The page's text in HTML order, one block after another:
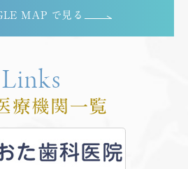
MAP で見る
Links
療機関一覧